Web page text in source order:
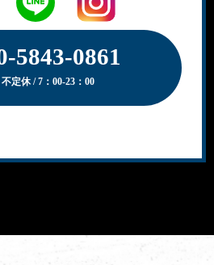
5843-0861
不定休 / 7：00-23：00